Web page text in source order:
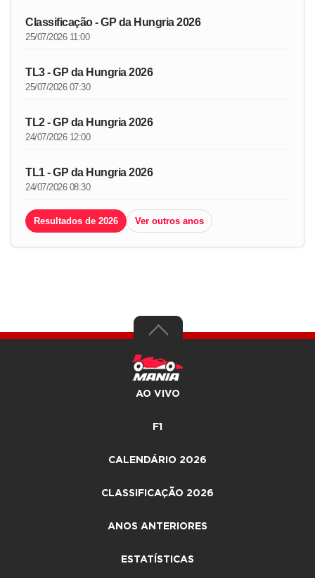
Classificação - GP da Hungria 2026
25/07/2026 11:00
TL3 - GP da Hungria 2026
25/07/2026 07:30
TL2 - GP da Hungria 2026
24/07/2026 12:00
TL1 - GP da Hungria 2026
24/07/2026 08:30
Resultados de 2026 Ver outros anos
AO VIVO
F1
CALENDÁRIO 2026
CLASSIFICAÇÃO 2026
ANOS ANTERIORES
ESTATÍSTICAS